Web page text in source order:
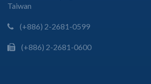
Taiwan
(+886) 2-2681-0599
(+886) 2-2681-0600